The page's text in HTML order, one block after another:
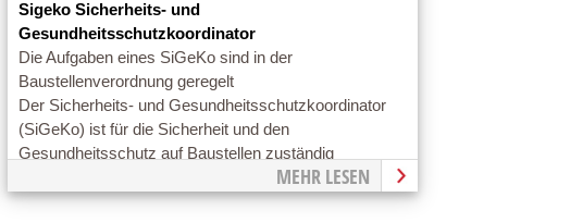
Sigeko Sicherheits- und
Gesundheitsschutzkoordinator
Die Aufgaben eines SiGeKo sind in der
Baustellenverordnung geregelt
Der Sicherheits- und Gesundheitsschutz­koordinator
(SiGeKo) ist für die Sicherheit und den
Gesundheitsschutz auf Baustellen zuständig
MEHR LESEN